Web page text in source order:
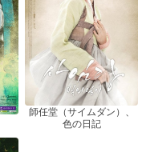
師任堂（サイムダン）、
色の日記